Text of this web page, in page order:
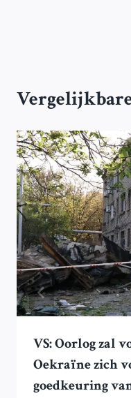
VS: Oorlog zal
Oekraïne zich
goedkeuring